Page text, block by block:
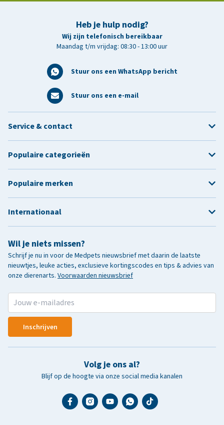
Heb je hulp nodig?
Wij zijn telefonisch bereikbaar
Maandag t/m vrijdag: 08:30 - 13:00 uur
Stuur ons een WhatsApp bericht
Stuur ons een e-mail
Wil je niets missen?
Schrijf je nu in voor de Medpets nieuwsbrief met daarin de laatste
nieuwtjes, leuke acties, exclusieve kortingscodes en tips & advies van
onze dierenarts. Voorwaarden nieuwsbrief
Inschrijven
Volg je ons al?
Blijf op de hoogte via onze social media kanalen
Service & contact
Populaire categorieën
Populaire merken
Internationaal